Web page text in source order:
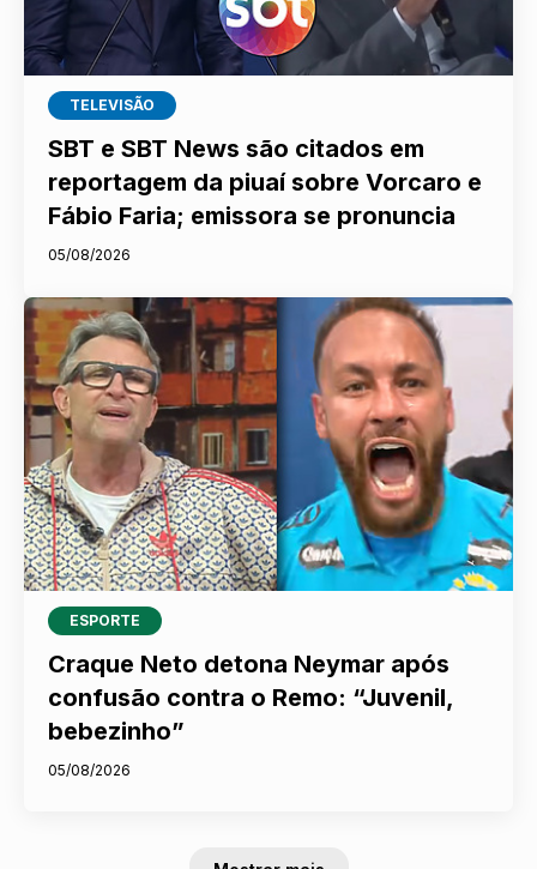
TELEVISÃO
SBT e SBT News são citados em
reportagem da piuaí sobre Vorcaro e
Fábio Faria; emissora se pronuncia
05/08/2026
ESPORTE
Craque Neto detona Neymar após
confusão contra o Remo: “Juvenil,
bebezinho”
05/08/2026